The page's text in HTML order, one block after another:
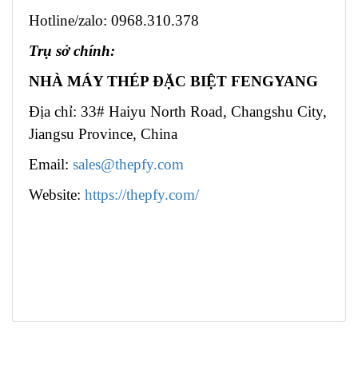
Hotline/zalo: 0968.310.378
Trụ sở chính:
NHÀ MÁY THÉP ĐẶC BIỆT FENGYANG
Địa chỉ: 33# Haiyu North Road, Changshu City,
Jiangsu Province, China
Email: sales@thepfy.com
Website: https://thepfy.com/